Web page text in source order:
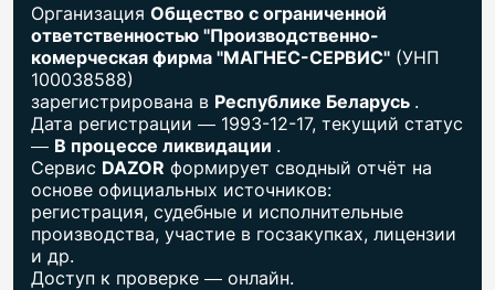
Организация Общество с ограниченной
ответственностью "Производственно-
комерческая фирма "МАГНЕС-СЕРВИС" (УНП
100038588)
зарегистрирована в Республике Беларусь .
Дата регистрации — 1993-12-17, текущий статус
— В процессе ликвидации .
Сервис DAZOR формирует сводный отчёт на
основе официальных источников:
регистрация, судебные и исполнительные
производства, участие в госзакупках, лицензии
и др.
Доступ к проверке — онлайн.